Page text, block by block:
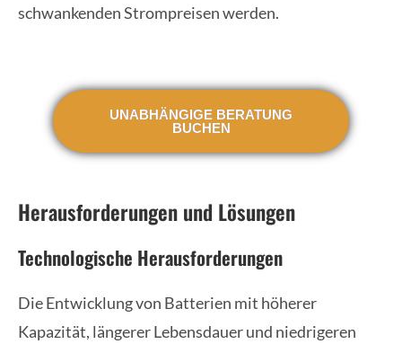
schwankenden Strompreisen werden.
UNABHÄNGIGE BERATUNG
BUCHEN
Herausforderungen und Lösungen
Technologische Herausforderungen
Die Entwicklung von Batterien mit höherer
Kapazität, längerer Lebensdauer und niedrigeren